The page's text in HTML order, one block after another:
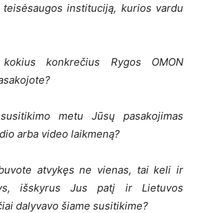
teisėsaugos instituciją, kurios vardu
konkrečius Rygos OMON
metu Jūsų pasakojimas
arba video laikmeną?
atvykęs ne vienas, tai keli ir
išskyrus Jus patį ir Lietuvos
dalyvavo šiame susitikime?